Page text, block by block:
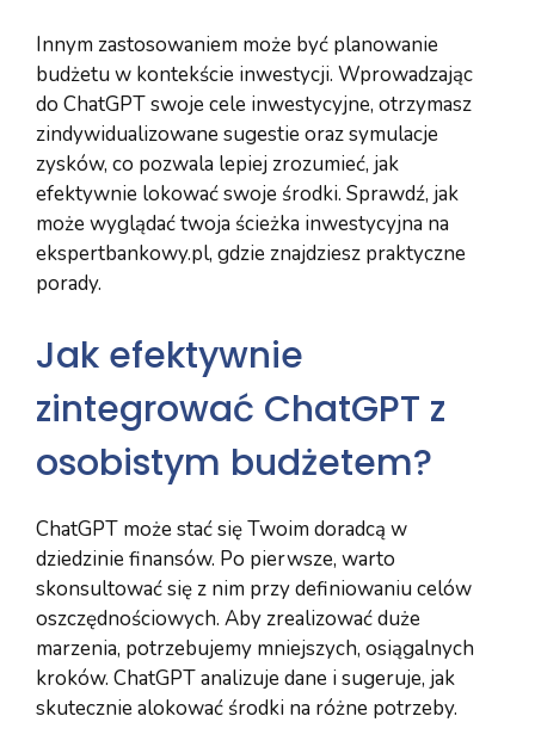
Innym zastosowaniem może być planowanie
budżetu w kontekście inwestycji. Wprowadzając
do ChatGPT swoje cele inwestycyjne, otrzymasz
zindywidualizowane sugestie oraz symulacje
zysków, co pozwala lepiej zrozumieć, jak
efektywnie lokować swoje środki. Sprawdź, jak
może wyglądać twoja ścieżka inwestycyjna na
ekspertbankowy.pl, gdzie znajdziesz praktyczne
porady.
Jak efektywnie
zintegrować ChatGPT z
osobistym budżetem?
ChatGPT może stać się Twoim doradcą w
dziedzinie finansów. Po pierwsze, warto
skonsultować się z nim przy definiowaniu celów
oszczędnościowych. Aby zrealizować duże
marzenia, potrzebujemy mniejszych, osiągalnych
kroków. ChatGPT analizuje dane i sugeruje, jak
skutecznie alokować środki na różne potrzeby.